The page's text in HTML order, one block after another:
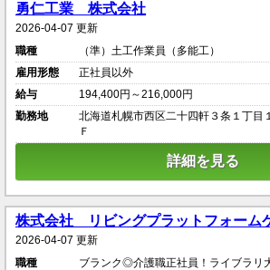
勇仁工業 株式会社
2026-04-07 更新
職種
（準）土工作業員（多能工）
雇用形態
正社員以外
給与
194,400円～216,000円
勤務地
北海道札幌市西区二十四軒３条１丁
Ｆ
詳細を見る
株式会社 リビングプラットフォーム
2026-04-07 更新
職種
ブランク◎介護職正社員！ライブラリ